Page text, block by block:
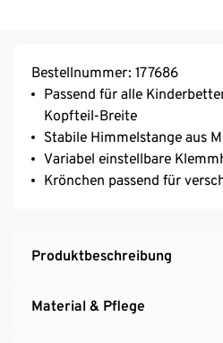
Bestellnummer: 177686
Passend für alle
Kopfteil-Breite
Stabile Himmelstange aus
Variabel einstellbare
Krönchen passend für
Produktbeschreibung
Material & Pflege